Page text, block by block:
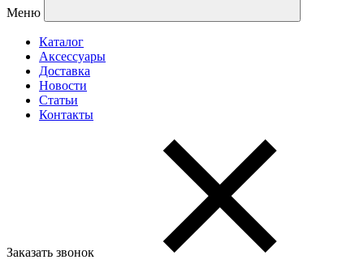
Меню
Каталог
Аксессуары
Доставка
Новости
Статьи
Контакты
Заказать звонок